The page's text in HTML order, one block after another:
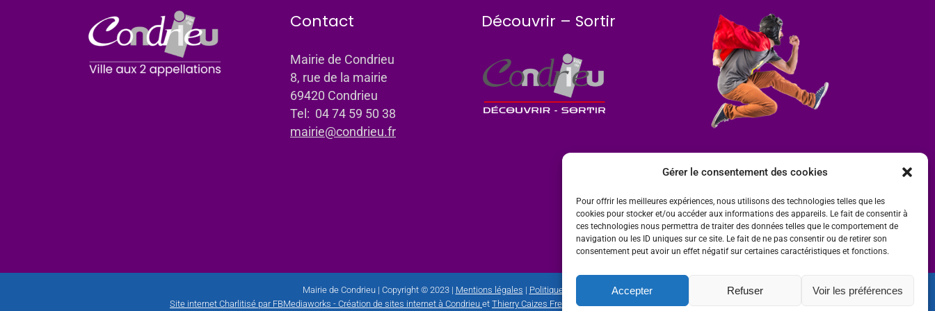
Gérer le consentement des cookies
Pour offrir les meilleures expériences, nous utilisons des technologies telles que les
cookies pour stocker et/ou accéder aux informations des appareils. Le fait de consentir à
ces technologies nous permettra de traiter des données telles que le comportement de
navigation ou les ID uniques sur ce site. Le fait de ne pas consentir ou de retirer son
consentement peut avoir un effet négatif sur certaines caractéristiques et fonctions.
Accepter Refuser Voir les préférences
Contact
Mairie de Condrieu
8, rue de la mairie
69420 Condrieu
Tel: 04 74 59 50 38
mairie@condrieu.fr
Découvrir – Sortir
Mairie de Condrieu | Copyright © 2023 | Mentions légales | Politique de confidentialité
Site internet Charlitisé par FBMediaworks - Création de sites internet à Condrieu et Thierry Caizes Freelance| Photos parOmbre et Matière - Photographe